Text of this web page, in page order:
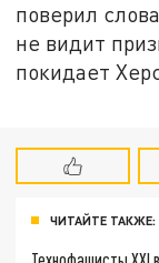
поверил
не видит
покидает
ЧИТАЙТЕ ТАКЖЕ: